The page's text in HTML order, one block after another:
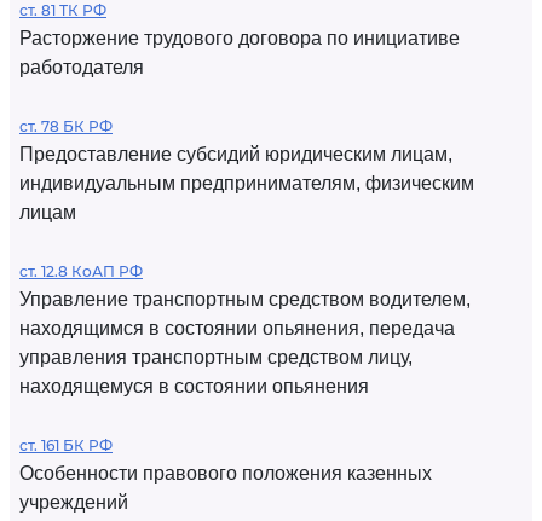
ст. 81 ТК РФ
Расторжение трудового договора по инициативе
работодателя
ст. 78 БК РФ
Предоставление субсидий юридическим лицам,
индивидуальным предпринимателям, физическим
лицам
ст. 12.8 КоАП РФ
Управление транспортным средством водителем,
находящимся в состоянии опьянения, передача
управления транспортным средством лицу,
находящемуся в состоянии опьянения
ст. 161 БК РФ
Особенности правового положения казенных
учреждений